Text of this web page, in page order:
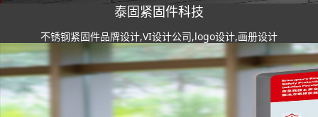
泰固紧固件科技
不锈钢紧固件品牌设计,VI设计公司,logo设计,画册设计